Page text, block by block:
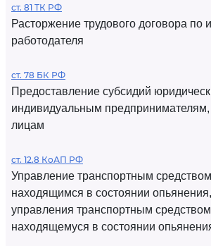
ст. 81 ТК РФ
Расторжение трудового договора по
работодателя
ст. 78 БК РФ
Предоставление субсидий
индивидуальным
лицам
ст. 12.8 КоАП РФ
Управление транспортным
находящимся в состоянии
управления транспортным средством
находящемуся в состоянии